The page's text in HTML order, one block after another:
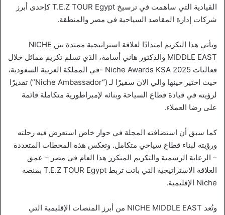
القيادية التي ساهمت في ترسيخ T.E.Z TOUR Egypt كإحدى أبرز
شركات إدارة المقاصد السياحية في مصر والمنطقة.
ويأتي هذا التكريم امتدادًا لعلاقة استراتيجية ممتدة بين NICHE
MIDDLE EAST والدكتور هاني أسامة، الذي تسلم تكريم مماثل خلال
فعاليات Niche Awards KSA 2025 -في المملكة العربية السعودية،
حيث اختير حينها والي الان سفيرًا لـ (“Niche Ambassador”) تقديرًا
لرؤيته في قيادة قطاع السياحة وبنائه لإمبراطورية متكاملة قائمة
على رضا العملاء.
كما سبق أن استضافته المجلة في حوار خاص استعرض فيه رحلته
ورؤيته لبناء قطاع سياحي متكامل. وتعكس هذه المحطات المتعددة
– الرعاية الرسمية والتكريم المتكرر هذا العام في مصر – عمق
العلاقة الاستراتيجية التي باتت تربط T.E.Z TOUR Egypt بمنصة
Niche الإقليمية.
وتُعد NICHE MIDDLE EAST من أبرز المنصات الإقليمية التي